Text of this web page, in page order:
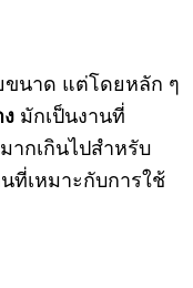
ขนาด แต่โดยหลัก ๆ
มักเป็นงานที่
ากเกินไปสำหรับ
ที่เหมาะกับการใช้